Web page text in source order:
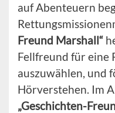
auf Abenteuern
Freund Marshall“
Fellfreund für eine
auszuwählen, und
Hörverstehen. Im
„Geschichten-